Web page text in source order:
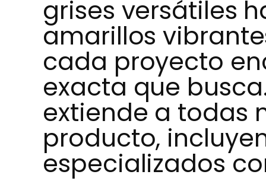
grises versátiles
amarillos
cada proyecto
exacta que
extiende a todas
producto,
especializados